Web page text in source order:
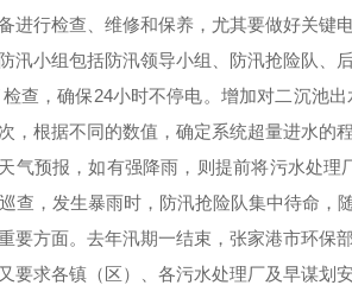
进行检查、维修和保养，尤其要做好关键
小组包括防汛领导小组、防汛抢险队、
查，确保24小时不停电。增加对二沉池
根据不同的数值，确定系统超量进水的
气预报，如有强降雨，则提前将污水处
，发生暴雨时，防汛抢险队集中待命，
方面。去年汛期一结束，张家港市环保
求各镇（区）、各污水处理厂及早谋划